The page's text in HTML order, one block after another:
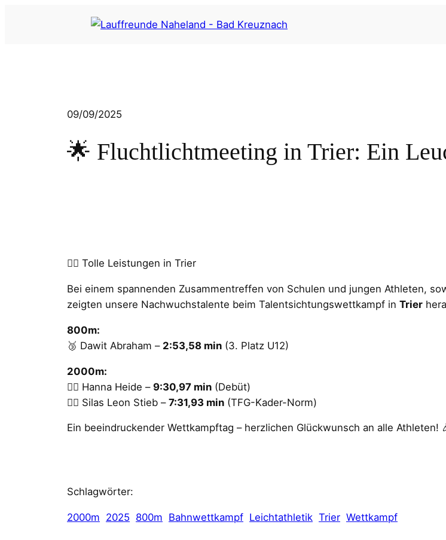
09/09/2025
🌟 Fluchtlichtmeeting in Trier: Ein
🏃‍♂️ Tolle Leistungen in Trier
Bei einem spannenden Zusammentreffen von Schulen und jungen Athleten,
zeigten unsere Nachwuchstalente beim Talentsichtungswettkampf in Trier
800m:
🥉 Dawit Abraham – 2:53,58 min (3. Platz U12)
2000m:
🏃‍♀️ Hanna Heide – 9:30,97 min (Debüt)
🏃‍♂️ Silas Leon Stieb – 7:31,93 min (TFG-Kader-Norm)
Ein beeindruckender Wettkampftag – herzlichen Glückwunsch an alle Athleten!
Schlagwörter:
2000m 2025 800m Bahnwettkampf Leichtathletik Trier Wettkampf